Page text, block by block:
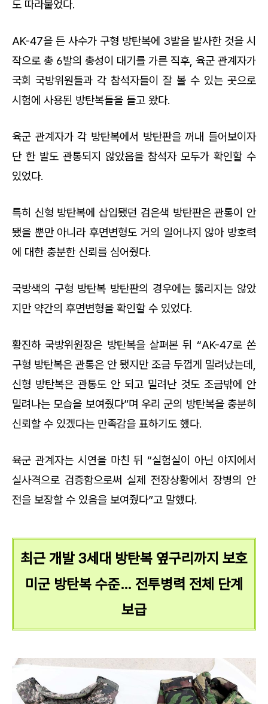
도 따라붙었다.
AK-47을 든 사수가 구형 방탄복에 3발을 발사한 것을 시
작으로 총 6발의 총성이 대기를 가른 직후, 육군 관계자가
국회 국방위원들과 각 참석자들이 잘 볼 수 있는 곳으로
시험에 사용된 방탄복들을 들고 왔다.
육군 관계자가 각 방탄복에서 방탄판을 꺼내 들어보이자
단 한 발도 관통되지 않았음을 참석자 모두가 확인할 수
있었다.
특히 신형 방탄복에 삽입됐던 검은색 방탄판은 관통이 안
됐을 뿐만 아니라 후면변형도 거의 일어나지 않아 방호력
에 대한 충분한 신뢰를 심어줬다.
국방색의 구형 방탄복 방탄판의 경우에는 뚫리지는 않았
지만 약간의 후면변형을 확인할 수 있었다.
황진하 국방위원장은 방탄복을 살펴본 뒤 “AK-47로 쏜
구형 방탄복은 관통은 안 됐지만 조금 두껍게 밀려났는데,
신형 방탄복은 관통도 안 되고 밀려난 것도 조금밖에 안
밀려나는 모습을 보여줬다”며 우리 군의 방탄복을 충분히
신뢰할 수 있겠다는 만족감을 표하기도 했다.
육군 관계자는 시연을 마친 뒤 “실험실이 아닌 야지에서
실사격으로 검증함으로써 실제 전장상황에서 장병의 안
전을 보장할 수 있음을 보여줬다”고 말했다.
최근 개발 3세대 방탄복 옆구리까지 보호
미군 방탄복 수준… 전투병력 전체 단계
보급